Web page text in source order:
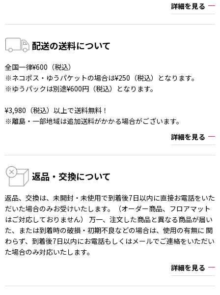
詳細を見る
配送の送料について
全国一律¥600（税込）
※ネコポス・ゆうパケットの場合は¥250（税込）となります。
※ゆうパックは別途¥600円（税込）となります。
¥3,980（税込）以上で送料無料！
※離島・一部地域は追加送料がかかる場合がございます。
詳細を見る
返品・交換について
返品、交換は、未開封・未使用で到着後7日以内に直接お電話をいた
だいた場合のみお受けいたします。（オーダー商品、フロアマット
はご対応しておりません） 万一、注文した商品と異なる商品が届い
た、または到着時の破損・初期不良などの場合は、使用の有無に 関
わらず、到着後7日以内にお電話もしくはメールでご連絡をいただい
た場合のみ対応いたします。
詳細を見る